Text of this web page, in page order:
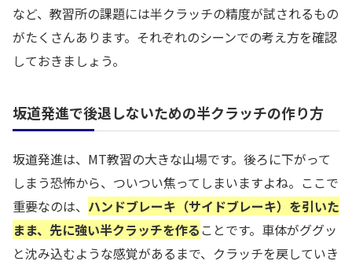
など、教習所の課題には半クラッチの精度が試されるもの
がたくさんあります。それぞれのシーンでの考え方を確認
しておきましょう。
坂道発進で後退しないための半クラッチの作り方
坂道発進は、MT教習の大きな山場です。後ろに下がって
しまう恐怖から、ついつい焦ってしまいますよね。ここで
重要なのは、 ハンドブレーキ（サイドブレーキ）を引いた
まま、先に強い半クラッチを作る ことです。車体がググッ
と沈み込むような感覚があるまで、クラッチを戻していき